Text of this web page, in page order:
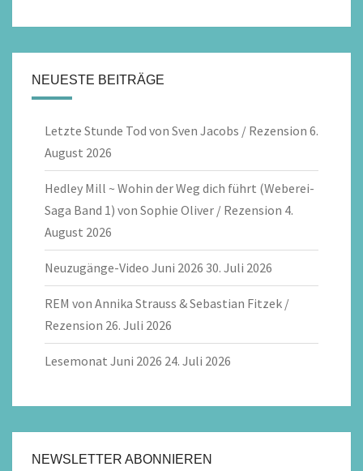
NEUESTE BEITRÄGE
Letzte Stunde Tod von Sven Jacobs / Rezension 6.
August 2026
Hedley Mill ~ Wohin der Weg dich führt (Weberei-
Saga Band 1) von Sophie Oliver / Rezension 4.
August 2026
Neuzugänge-Video Juni 2026 30. Juli 2026
REM von Annika Strauss & Sebastian Fitzek /
Rezension 26. Juli 2026
Lesemonat Juni 2026 24. Juli 2026
NEWSLETTER ABONNIEREN